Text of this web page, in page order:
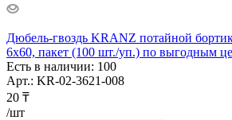
Дюбель-гвоздь KRANZ потайной
6х60, пакет (100 шт./уп.) по выгодным
Есть в наличии: 100
Арт.: KR-02-3621-008
20 ₸
/шт